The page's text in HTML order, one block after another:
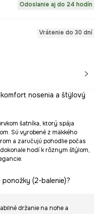
Odoslanie aj do 24 hodín
Vrátenie do 30 dní
nosenia a štýlový
šatníka, ktorý spája
Sú vyrobené z mäkkého
a zaručujú pohodlie počas
hodí k rôznym štýlom,
(2-balenie)?
držanie na nohe a